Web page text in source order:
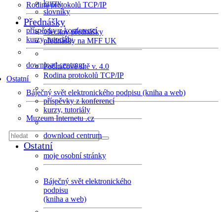
Rodina protokolů TCP/IP
příspěvky z konferencí
kurzy, tutoriály
download centrum
Ostatní
Báječný svět elektronického podpisu (kniha a web)
Muzeum Internetu .cz
kurzy
slovníky
Přednášky
všechny přednášky
přednášky na MFF UK
Počítačové sítě v. 4.0
Rodina protokolů TCP/IP
příspěvky z konferencí
kurzy, tutoriály
download centrum
Ostatní
moje osobní stránky
Báječný svět elektronického
podpisu
(kniha a web)